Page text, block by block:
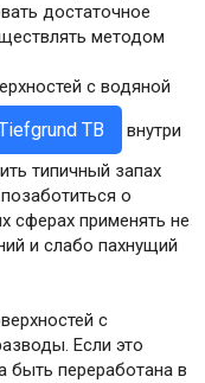
достаточное
методом
с водяной
TB
внутри
типичный запах
о
сферах применять не
и слабо пахнущий
с
Если это
быть переработана в